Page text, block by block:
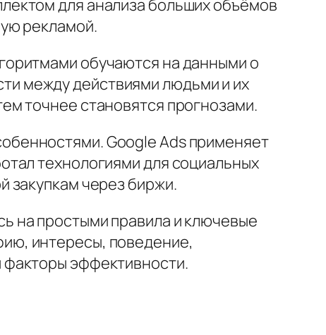
для анализа больших объёмов
рекламой.
обучаются на данными о
между действиями людьми и их
точнее становятся прогнозами.
Google Ads применяет
технологиями для социальных
закупкам через биржи.
на простыми правила и ключевые
интересы, поведение,
факторы эффективности.